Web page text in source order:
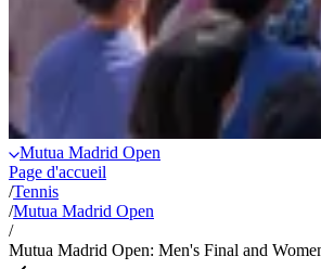
Mutua Madrid Open
Page d'accueil
/Tennis
/Mutua Madrid Open
/
Mutua Madrid Open: Men's Final and